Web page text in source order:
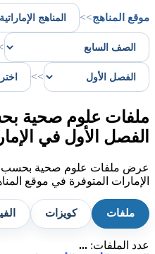
موقع المناهج>>
>>
ملفات علوم صحية
الفصل الأول في
عرض ملفات علوم صحية بحسب
الإمارات المتوفرة في موقع
ملفات كويزات
عدد الملفات: ...